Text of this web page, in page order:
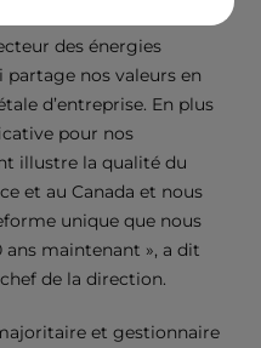
reconnu dans notre
des énergies
partage nos valeurs en
d’entreprise. En plus
pour nos
illustre la qualité du
et au Canada et nous
unique que nous
maintenant », a dit
de la direction.
et gestionnaire